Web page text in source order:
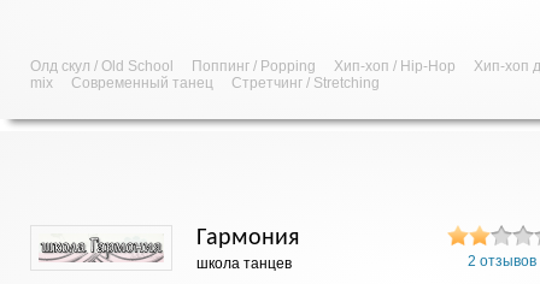
Олд скул / Old School Поппинг / Popping Хип-хоп / Hip-Hop
Хип-хоп
mix
Современный танец Стретчинг / Stretching
Гармония
школа танцев 2 отзывов